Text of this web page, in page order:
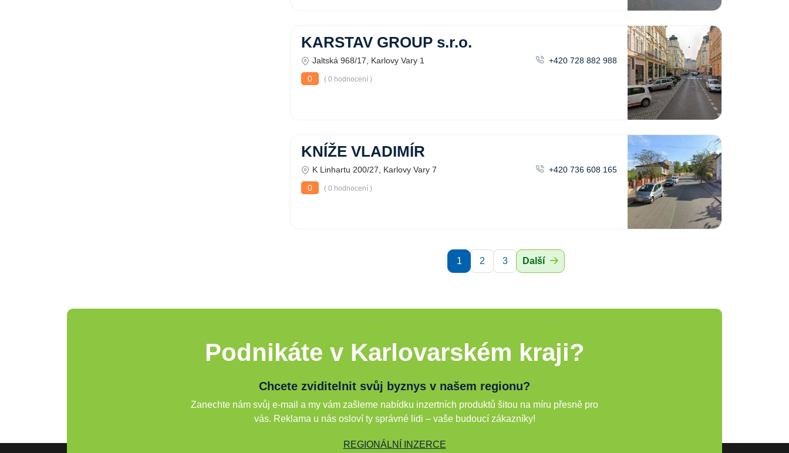
KARSTAV GROUP s.r.o.
Jaltská 968/17, Karlovy Vary 1
+420 728 882 988
0
( 0 hodnocení )
KNÍŽE VLADIMÍR
K Linhartu 200/27, Karlovy Vary 7
+420 736 608 165
0
( 0 hodnocení )
1 2 3 Další
Podnikáte v Karlovarském kraji?
Chcete zviditelnit svůj byznys v našem regionu?
Zanechte nám svůj e-mail a my vám zašleme nabídku inzertních produktů šitou na míru přesně pro
vás. Reklama u nás osloví ty správné lidi – vaše budoucí zákazníky!
REGIONÁLNÍ INZERCE